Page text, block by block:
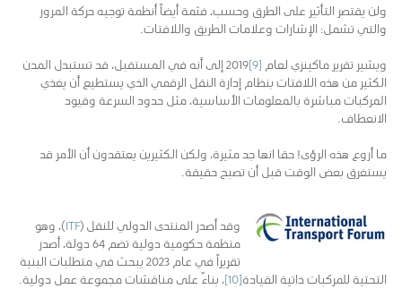
ولن يقتصر التأثير على الطرق وحسب، فثمة أيضاً أنظمة توجيه حركة المرور
والتي تشمل: الإشارات وعلامات الطريق واللافتات.
ويشير تقرير ماكينزي لعام [9]
2019 إلى أنه في المستقبل، قد تستبدل المدن
الكثير من هذه اللافتات بنظام إدارة النقل الرقمي الذي يستطيع أن يغذي
المركبات مباشرة بالمعلومات الأساسية، مثل حدود السرعة وقيود
الانعطاف.
ما أروع هذه الرؤى! حقا انها جد مثيرة، ولكن الكثيرين يعتقدون أن الأمر قد
يستغرق بعض الوقت قبل أن تصبح حقيقة.
وقد أصدر المنتدى الدولي للنقل (ITF)، وهو
منظمة حكومية دولية تضم 64 دولة، أصدر
تقريراً في عام 2023 يبحث في متطلبات البنية
التحتية للمركبات ذاتية القيادة[10] ، بناءً على مناقشات مجموعة عمل دولية.